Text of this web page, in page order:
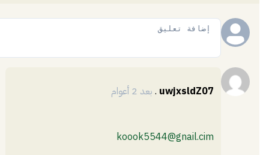
uwjxsldZ07
. بعد 2 أعوام
koook5544@gnail.cim